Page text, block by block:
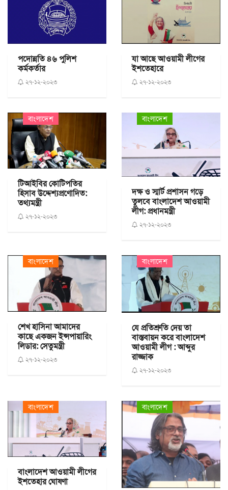
পদোন্নতি ৪৬ পুলিশ
কর্মকর্তার
২৭-১২-২০২৩
যা আছে আওয়ামী লীগের
ইশতেহারে
২৭-১২-২০২৩
বাংলাদেশ
টিআইবির কোটিপতির
হিসাব উদ্দেশ্যপ্রণোদিত:
তথ্যমন্ত্রী
২৭-১২-২০২৩
বাংলাদেশ
দক্ষ ও স্মার্ট প্রশাসন গড়ে
তুলবে বাংলাদেশ আওয়ামী
লীগ: প্রধানমন্ত্রী
২৭-১২-২০২৩
বাংলাদেশ
শেখ হাসিনা আমাদের
কাছে একজন ইন্সপায়ারিং
লিডার: সেতুমন্ত্রী
২৭-১২-২০২৩
বাংলাদেশ
যে প্রতিশ্রুতি দেয় তা
বাস্তবায়ন করে বাংলাদেশ
আওয়ামী লীগ : আব্দুর
রাজ্জাক
২৭-১২-২০২৩
বাংলাদেশ
বাংলাদেশ আওয়ামী লীগের
ইশতেহার ঘোষণা
বাংলাদেশ